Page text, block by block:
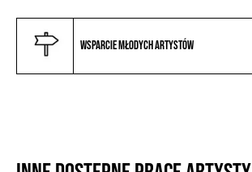
Wsparcie młodych artystów